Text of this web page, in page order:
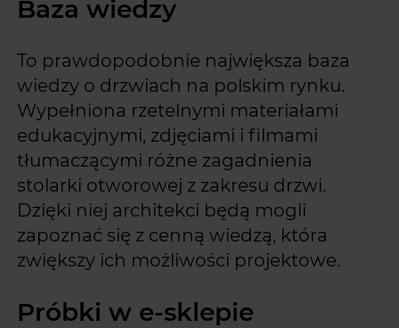
Baza wiedzy
To prawdopodobnie największa baza
wiedzy o drzwiach na polskim rynku.
Wypełniona rzetelnymi materiałami
edukacyjnymi, zdjęciami i filmami
tłumaczącymi różne zagadnienia
stolarki otworowej z zakresu drzwi.
Dzięki niej architekci będą mogli
zapoznać się z cenną wiedzą, która
zwiększy ich możliwości projektowe.
Próbki w e-sklepie